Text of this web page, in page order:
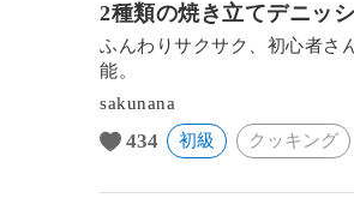
2種類の焼き立てデニッ
ふんわりサクサク、初心者さ
能。
sakunana
434 初級 クッキング